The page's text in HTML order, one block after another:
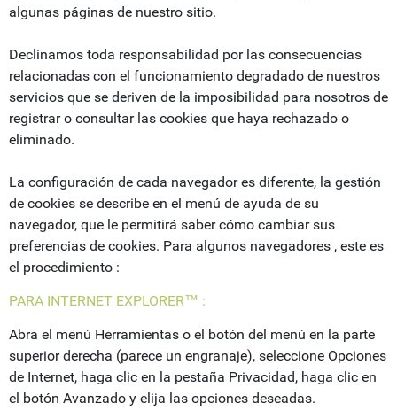
algunas páginas de nuestro sitio.
Declinamos toda responsabilidad por las consecuencias
relacionadas con el funcionamiento degradado de nuestros
servicios que se deriven de la imposibilidad para nosotros de
registrar o consultar las cookies que haya rechazado o
eliminado.
La configuración de cada navegador es diferente, la gestión
de cookies se describe en el menú de ayuda de su
navegador, que le permitirá saber cómo cambiar sus
preferencias de cookies. Para algunos navegadores , este es
el procedimiento :
PARA INTERNET EXPLORER™ :
Abra el menú Herramientas o el botón del menú en la parte
superior derecha (parece un engranaje), seleccione Opciones
de Internet, haga clic en la pestaña Privacidad, haga clic en
el botón Avanzado y elija las opciones deseadas.